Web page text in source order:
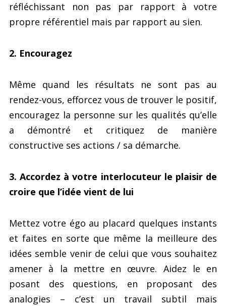
réfléchissant non pas par rapport à votre
propre référentiel mais par rapport au sien.
2. Encouragez
Même quand les résultats ne sont pas au
rendez-vous, efforcez vous de trouver le positif,
encouragez la personne sur les qualités qu’elle
a démontré et critiquez de manière
constructive ses actions / sa démarche.
3. Accordez à votre interlocuteur le plaisir de
croire que l’idée vient de lui
Mettez votre égo au placard quelques instants
et faites en sorte que même la meilleure des
idées semble venir de celui que vous souhaitez
amener à la mettre en œuvre. Aidez le en
posant des questions, en proposant des
analogies – c’est un travail subtil mais